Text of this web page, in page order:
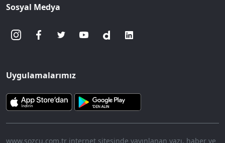
Sosyal Medya
Uygulamalarımız
www.sozcu.com.tr internet sitesinde yayınlanan yazı, haber ve